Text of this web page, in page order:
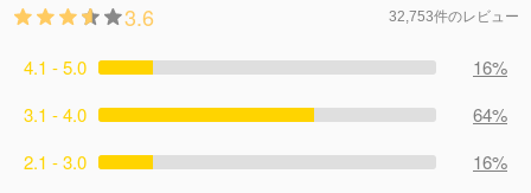
3.6 32,753件のレビュー
4.1 - 5.0
16%
3.1 - 4.0
64%
2.1 - 3.0
16%